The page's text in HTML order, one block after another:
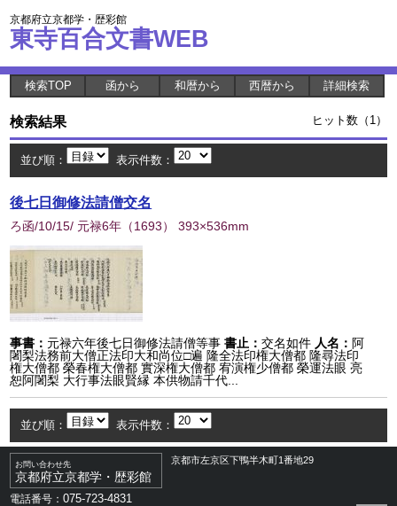
京都府立京都学・歴彩館
東寺百合文書WEB
検索TOP 函から 和暦から 西暦から 詳細検索
検索結果 ヒット数（1）
並び順： 表示件数：
後七日御修法請僧交名
ろ函/10/15/ 元禄6年 （1693） 393×536mm
事書： 元禄六年後七日御修法請僧等事 書止：交名如件 人名： 阿
闍梨法務前大僧正法印大和尚位□遍 隆全法印権大僧都 隆尋法印
権大僧都 榮春権大僧都 實深権大僧都 宥演権少僧都 榮運法眼 亮
恕阿闍梨 大行事法眼賢縁 本供物請千代...
並び順： 表示件数：
お問い合わせ先
京都府立京都学・歴彩館
京都市左京区下鴨半木町1番地29
電話番号：075-723-4831